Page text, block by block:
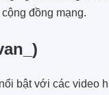
đồng mạng.
bật với các video